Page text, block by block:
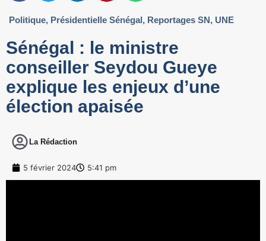
Politique, Présidentielle Sénégal, Reportages SN, UNE
Sénégal : le ministre
conseiller Seydou Gueye
explique les enjeux d’une
élection apaisée
La Rédaction
5 février 2024 5:41 pm